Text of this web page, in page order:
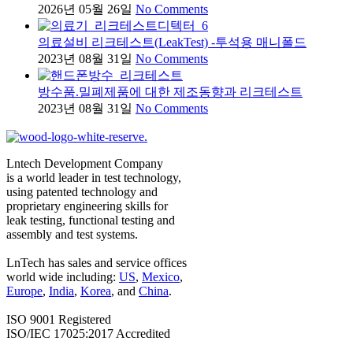
2026년 05월 26일 No Comments
의료설비 리크테스트(LeakTest) -투석용 매니폴드
2023년 08월 31일 No Comments
방수품.밀폐제품에 대한 제조동향과 리크테스트
2023년 08월 31일 No Comments
Lntech Development Company
is a world leader in test technology,
using patented technology and
proprietary engineering skills for
leak testing, functional testing and
assembly and test systems.
LnTech has sales and service offices
world wide including: US, Mexico,
Europe, India, Korea, and China.
ISO 9001 Registered
ISO/IEC 17025:2017 Accredited